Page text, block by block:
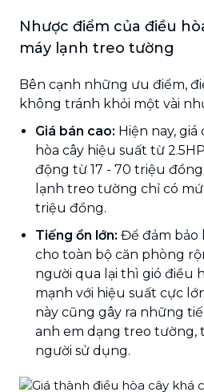
Nhược điểm của điều
máy lạnh treo tường
Bên cạnh những ưu điểm,
không tránh khỏi một vài
Giá bán cao: Hiện nay,
hòa cây hiệu suất từ
động từ 17 - 70 triệu
lạnh treo tường chỉ có
triệu đồng.
Tiếng ồn lớn: Để đảm
cho toàn bộ căn phòng
người qua lại thì gió điều
mạnh với hiệu suất cực
này cũng gây ra những
anh em dạng treo tường,
người sử dụng.